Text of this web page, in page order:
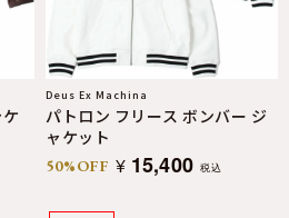
Deus Ex Machina
パトロン フリース ボンバー ジ
ャケット
50%OFF ¥ 15,400 税込